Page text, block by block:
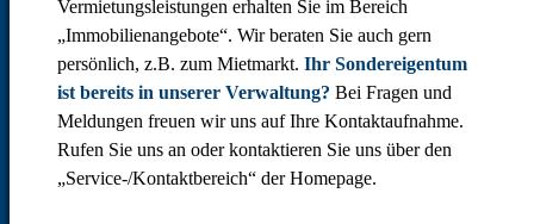
Vermietungsleistungen erhalten Sie im Bereich
„Immobilienangebote“. Wir beraten Sie auch gern
persönlich, z.B. zum Mietmarkt. Ihr Sondereigentum
ist bereits in unserer Verwaltung? Bei Fragen und
Meldungen freuen wir uns auf Ihre Kontaktaufnahme.
Rufen Sie uns an oder kontaktieren Sie uns über den
„Service-/Kontaktbereich“ der Homepage.